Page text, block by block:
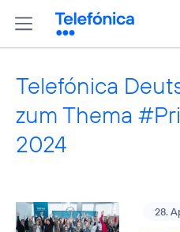
Telefónica
zum Thema
2024
28.